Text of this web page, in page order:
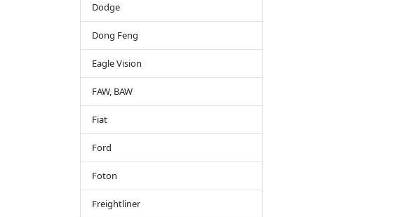
Dodge
Dong Feng
Eagle Vision
FAW, BAW
Fiat
Ford
Foton
Freightliner